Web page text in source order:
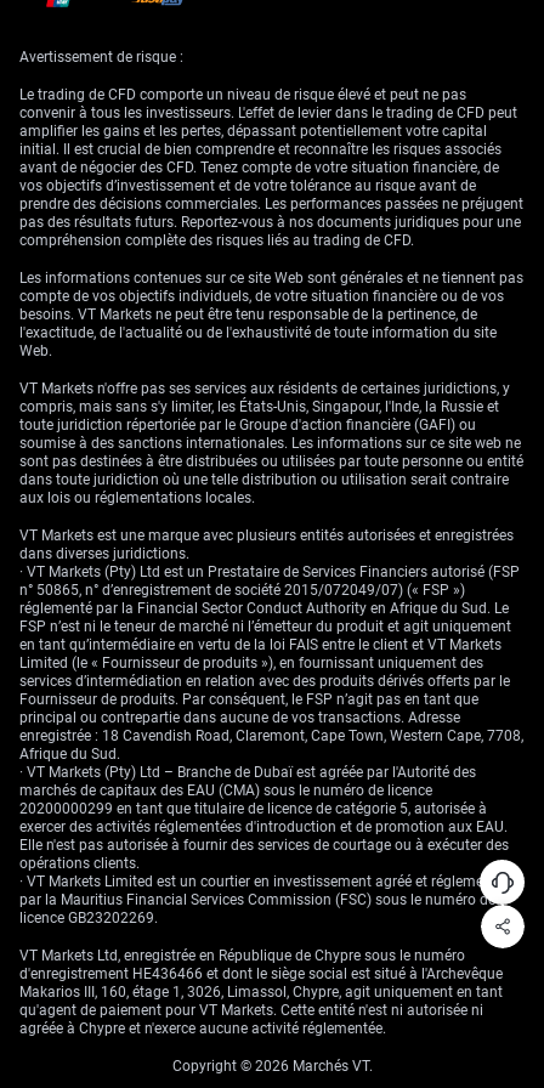
L’entreprise développe de grands modèles d’IA : des systèmes entraînés
produire du texte, des images, de l’audio et de la vidéo. Son objectif
affiché est de faire en sorte que l’intelligence artificielle générale (AGI,
une IA très autonome, potentiellement plus performante que l’humain
sur de nombreuses tâches économiques) profite à l’ensemble de
l’humanité.
Pour un investisseur, OpenAI est l’une des entreprises technologiques à
la croissance la plus rapide de la décennie. Son chiffre d’affaires
annualisé (revenus projetés sur un an à partir du rythme actuel) a
en 2024. Cette dynamique, et son rôle central dans l’essor de l’IA,
expliquent l’intérêt pour « l’action OpenAI », même si aucuneaction
OpenAI n’est cotée.
Point essentiel : en juin 2026, OpenAI est une société privée. Il est
Nvidia. L’exposition passe par des produits pré-IPO et des produits
dérivés (instruments financiers dont le prix dépend d’une valeur de
référence), présentés plus bas.
Historique d’OpenAI
OpenAI a été fondée en décembre 2015 comme laboratoire de recherche
à but non lucratif. Parmi les fondateurs : Sam Altman, Elon Musk, Ilya
Sutskever, Greg Brockman et d’autres chercheurs. Environ 1 milliard de
dollars avait été promis par des soutiens comme Musk, Altman, Reid
Hoffman, Peter Thiel et Amazon Web Services. L’idée initiale était aussi
liée à la sécurité : développer une IA avancée de manière ouverte, plutôt
que sous le contrôle d’une seule entreprise.
Principales étapes :
2015 :
création d’OpenAI comme organisation à but non
lucratif, coprésidée par Sam Altman et Elon Musk.
2018 :Elon Musk quitte le conseil d’administration, évoquant
un conflit d’intérêts avec les travaux IA de Tesla. Il devient
ensuite un critique et un concurrent.
2019 :OpenAI adopte un modèle à « profits plafonnés » (les
gains des investisseurs sont limités) pour lever les montants
nécessaires au calcul informatique. Microsoft investit environ
2022 :lancement de ChatGPT en novembre, adoption très
rapide auprès du grand public.
2023 :Microsoft porte son investissement total, selon la
Avertissement de risque :
Le trading de CFD comporte un niveau de risque élevé et peut ne pas
convenir à tous les investisseurs. L'effet de levier dans le trading de CFD peut
amplifier les gains et les pertes, dépassant potentiellement votre capital
initial. Il est crucial de bien comprendre et reconnaître les risques associés
avant de négocier des CFD. Tenez compte de votre situation financière, de
vos objectifs d’investissement et de votre tolérance au risque avant de
prendre des décisions commerciales. Les performances passées ne préjugent
pas des résultats futurs. Reportez-vous à nos documents juridiques pour une
compréhension complète des risques liés au trading de CFD.
Les informations contenues sur ce site Web sont générales et ne tiennent pas
compte de vos objectifs individuels, de votre situation financière ou de vos
besoins. VT Markets ne peut être tenu responsable de la pertinence, de
l'exactitude, de l'actualité ou de l'exhaustivité de toute information du site
Web.
VT Markets n'offre pas ses services aux résidents de certaines juridictions, y
compris, mais sans s'y limiter, les États-Unis, Singapour, l'Inde, la Russie et
toute juridiction répertoriée par le Groupe d'action financière (GAFI) ou
soumise à des sanctions internationales. Les informations sur ce site web ne
sont pas destinées à être distribuées ou utilisées par toute personne ou entité
dans toute juridiction où une telle distribution ou utilisation serait contraire
aux lois ou réglementations locales.
VT Markets est une marque avec plusieurs entités autorisées et enregistrées
dans diverses juridictions.
· VT Markets (Pty) Ltd est un Prestataire de Services Financiers autorisé (FSP
n° 50865, n° d’enregistrement de société 2015/072049/07) (« FSP »)
réglementé par la Financial Sector Conduct Authority en Afrique du Sud. Le
FSP n’est ni le teneur de marché ni l’émetteur du produit et agit uniquement
en tant qu’intermédiaire en vertu de la loi FAIS entre le client et VT Markets
Limited (le « Fournisseur de produits »), en fournissant uniquement des
services d’intermédiation en relation avec des produits dérivés offerts par le
Fournisseur de produits. Par conséquent, le FSP n’agit pas en tant que
principal ou contrepartie dans aucune de vos transactions. Adresse
enregistrée : 18 Cavendish Road, Claremont, Cape Town, Western Cape, 7708,
Afrique du Sud.
· VT Markets (Pty) Ltd – Branche de Dubaï est agréée par l'Autorité des
marchés de capitaux des EAU (CMA) sous le numéro de licence
20200000299 en tant que titulaire de licence de catégorie 5, autorisée à
exercer des activités réglementées d'introduction et de promotion aux EAU.
Elle n'est pas autorisée à fournir des services de courtage ou à exécuter des
opérations clients.
· VT Markets Limited est un courtier en investissement agréé et réglementé
par la Mauritius Financial Services Commission (FSC) sous le numéro de
licence GB23202269.
VT Markets Ltd, enregistrée en République de Chypre sous le numéro
d'enregistrement HE436466 et dont le siège social est situé à l'Archevêque
Makarios III, 160, étage 1, 3026, Limassol, Chypre, agit uniquement en tant
qu'agent de paiement pour VT Markets. Cette entité n'est ni autorisée ni
agréée à Chypre et n'exerce aucune activité réglementée.
Copyright © 2026 Marchés VT.